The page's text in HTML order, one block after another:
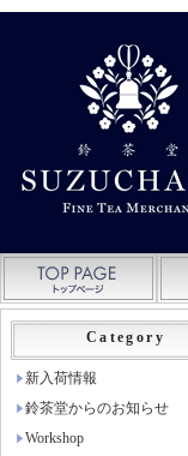
Category
新入荷情報
鈴茶堂からのお知らせ
Workshop